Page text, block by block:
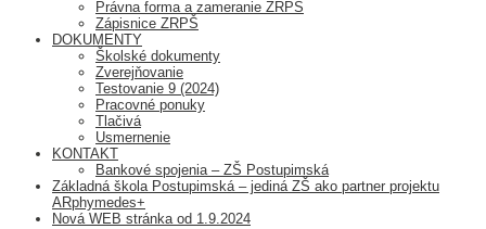
Právna forma a zameranie ZRPŠ
Zápisnice ZRPŠ
DOKUMENTY
Školské dokumenty
Zverejňovanie
Testovanie 9 (2024)
Pracovné ponuky
Tlačivá
Usmernenie
KONTAKT
Bankové spojenia – ZŠ Postupimská
Základná škola Postupimská – jediná ZŠ ako partner projektu
ARphymedes+
Nová WEB stránka od 1.9.2024